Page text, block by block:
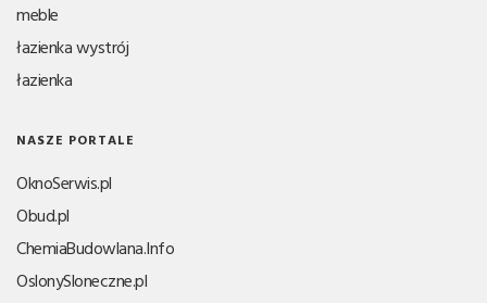
meble
łazienka wystrój
łazienka
NASZE PORTALE
OknoSerwis.pl
Obud.pl
ChemiaBudowlana.Info
OslonySloneczne.pl